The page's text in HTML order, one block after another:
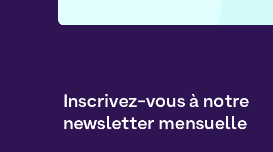
Inscrivez-vous à notre
newsletter mensuelle